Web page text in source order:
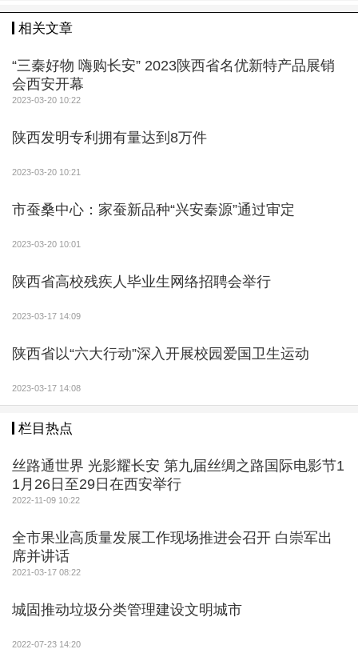
相关文章
“三秦好物 嗨购长安” 2023陕西省名优新特产品展销
会西安开幕
2023-03-20 10:22
陕西发明专利拥有量达到8万件
2023-03-20 10:21
市蚕桑中心：家蚕新品种“兴安秦源”通过审定
2023-03-20 10:01
陕西省高校残疾人毕业生网络招聘会举行
2023-03-17 14:09
陕西省以“六大行动”深入开展校园爱国卫生运动
2023-03-17 14:08
栏目热点
丝路通世界 光影耀长安 第九届丝绸之路国际电影节1
1月26日至29日在西安举行
2022-11-09 10:22
全市果业高质量发展工作现场推进会召开 白崇军出
席并讲话
2021-03-17 08:22
城固推动垃圾分类管理建设文明城市
2022-07-23 14:20